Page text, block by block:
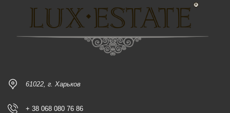
61022, г. Харьков
+ 38 068 080 76 86